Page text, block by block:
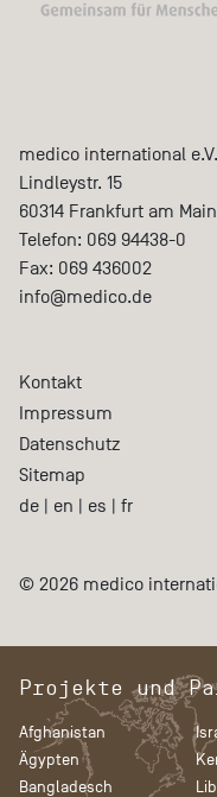
medico international e.V.
Lindleystr. 15
60314 Frankfurt am Main
Telefon: 069 94438-0
Fax: 069 436002
info@medico.de
Kontakt
Impressum
Datenschutz
Sitemap
de | en | es | fr
© 2026 medico
Projekte und
Afghanistan
Ägypten
Bangladesch